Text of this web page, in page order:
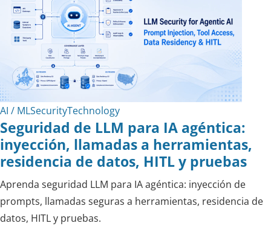
AI / MLSecurityTechnology
Seguridad de LLM para IA agéntica:
inyección, llamadas a herramientas,
residencia de datos, HITL y pruebas
Aprenda seguridad LLM para IA agéntica: inyección de
prompts, llamadas seguras a herramientas, residencia de
datos, HITL y pruebas.